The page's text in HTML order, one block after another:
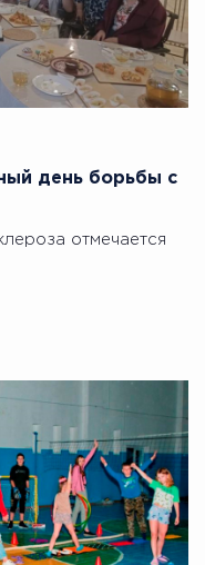
день борьбы с
отмечается